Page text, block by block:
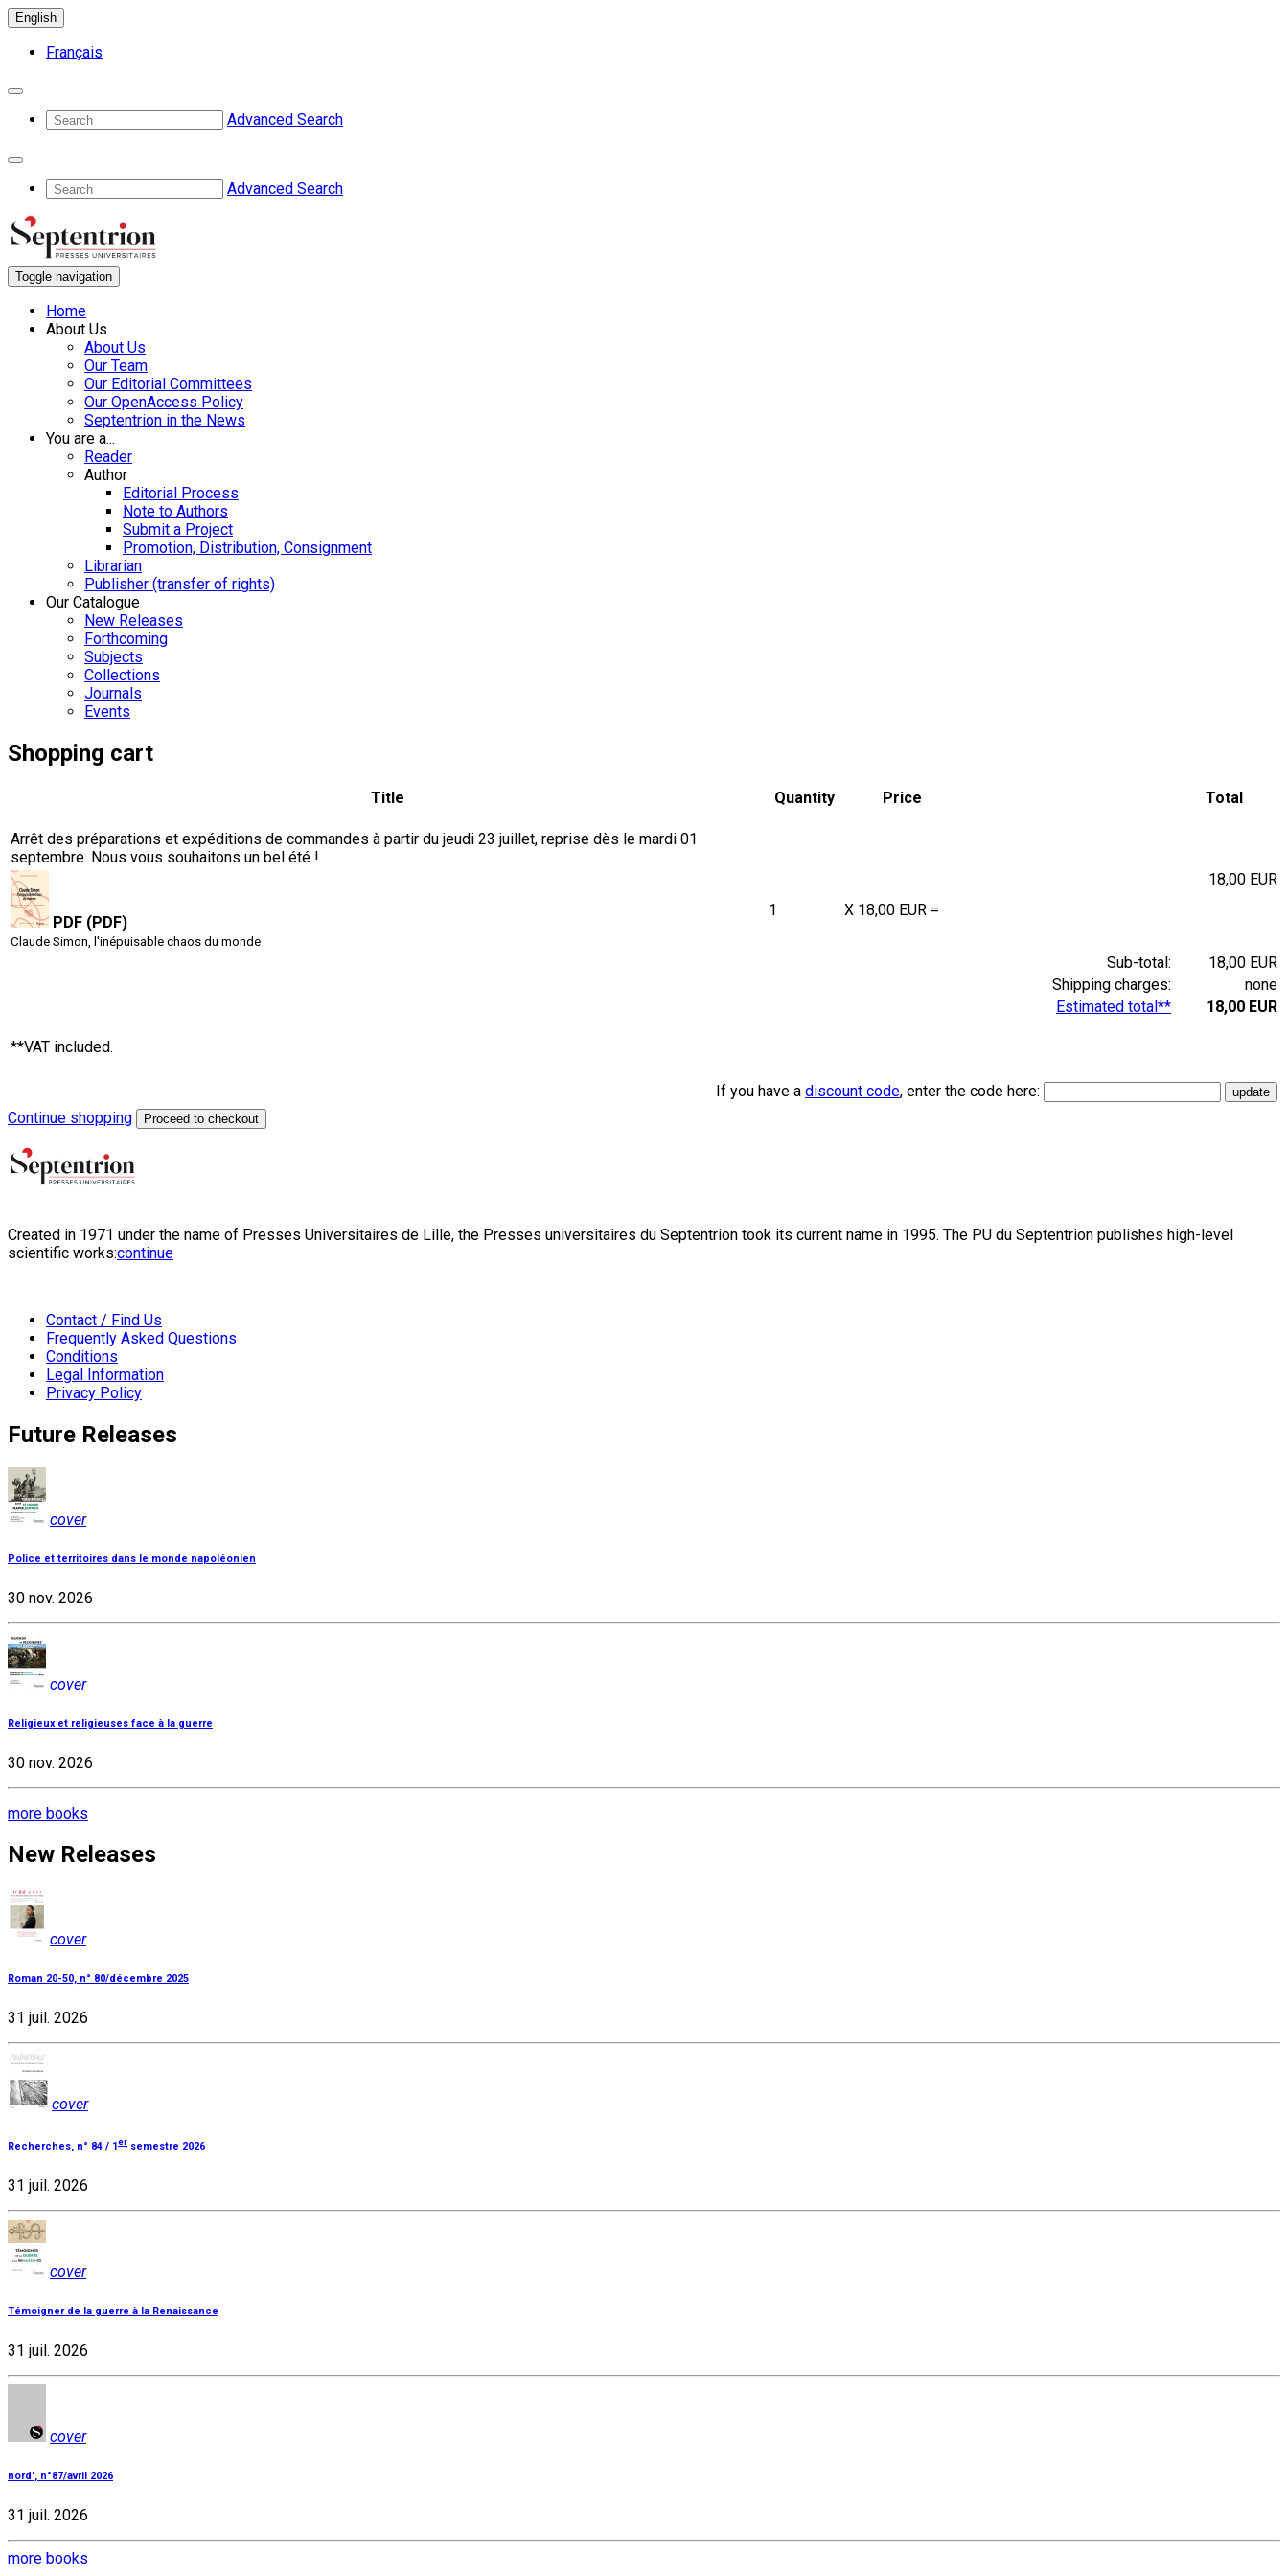
English
Français
Advanced Search
Advanced Search
Toggle navigation
Home
About Us
About Us
Our Team
Our Editorial Committees
Our OpenAccess Policy
Septentrion in the News
You are a...
Reader
Author
Editorial Process
Note to Authors
Submit a Project
Promotion, Distribution, Consignment
Librarian
Publisher (transfer of rights)
Our Catalogue
New Releases
Forthcoming
Subjects
Collections
Journals
Events
Shopping cart
Arrêt des préparations et expéditions de commandes à partir du jeudi 23 juillet, reprise dès le mardi 01
septembre. Nous vous souhaitons un bel été !
Title Quantity Price Total
PDF (PDF)
Claude Simon, l'inépuisable chaos du monde
1 X 18,00 EUR =
18,00 EUR
Sub-total:
18,00 EUR
Shipping charges:
none
Estimated total**
18,00 EUR
**VAT included.
If you have a discount code, enter the code here:
Continue shopping
Proceed to checkout
Created in 1971 under the name of Presses Universitaires de Lille, the Presses universitaires du Septentrion took its current name in 1995. The PU du Septentrion publishes high-level
scientific works:continue
Contact / Find Us
Frequently Asked Questions
Conditions
Legal Information
Privacy Policy
Future Releases
cover
Police et territoires dans le monde napoléonien
30 nov. 2026
cover
Religieux et religieuses face à la guerre
30 nov. 2026
more books
New Releases
cover
Roman 20-50, n° 80/décembre 2025
31 juil. 2026
cover
Recherches, n° 84 / 1er semestre 2026
31 juil. 2026
cover
Témoigner de la guerre à la Renaissance
31 juil. 2026
cover
nord', n°87/avril 2026
31 juil. 2026
more books